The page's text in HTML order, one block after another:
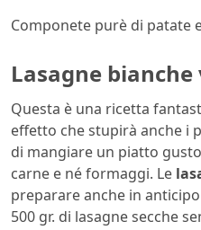
Componete purè di patate
Lasagne bianche
Questa è una ricetta
effetto che stupirà anche i
di mangiare un piatto
carne e né formaggi. Le
preparare anche in
500 gr. di lasagne secche